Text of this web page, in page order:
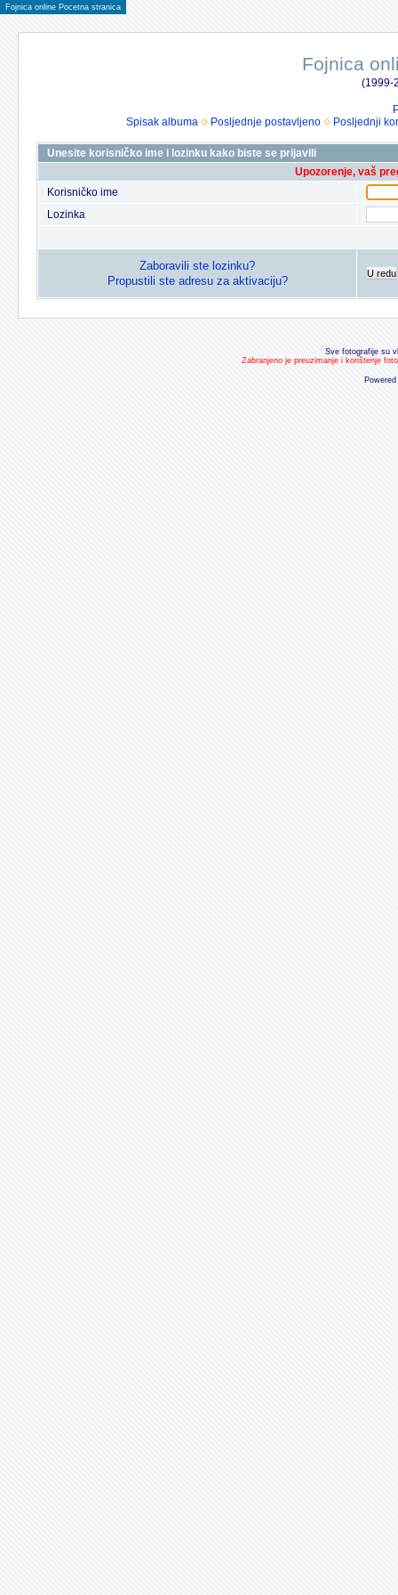
Fojnica online Pocetna stranica
Fojnica
(1999-
Spisak albuma
Posljednje postavljeno Posljednji
Unesite korisničko ime i lozinku kako biste se prijavili
Upozorenje, vaš
Korisničko ime
Lozinka
Zaboravili ste lozinku?
Propustili ste adresu za aktivaciju?
U redu
Sve fotografije su
Zabranjeno je preuzimanje i korištenje